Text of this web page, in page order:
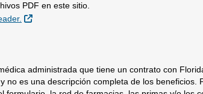
PDF en este sitio.
Sitio Externo
administrada que tiene un contrato con
no es una descripción completa de los beneficios.